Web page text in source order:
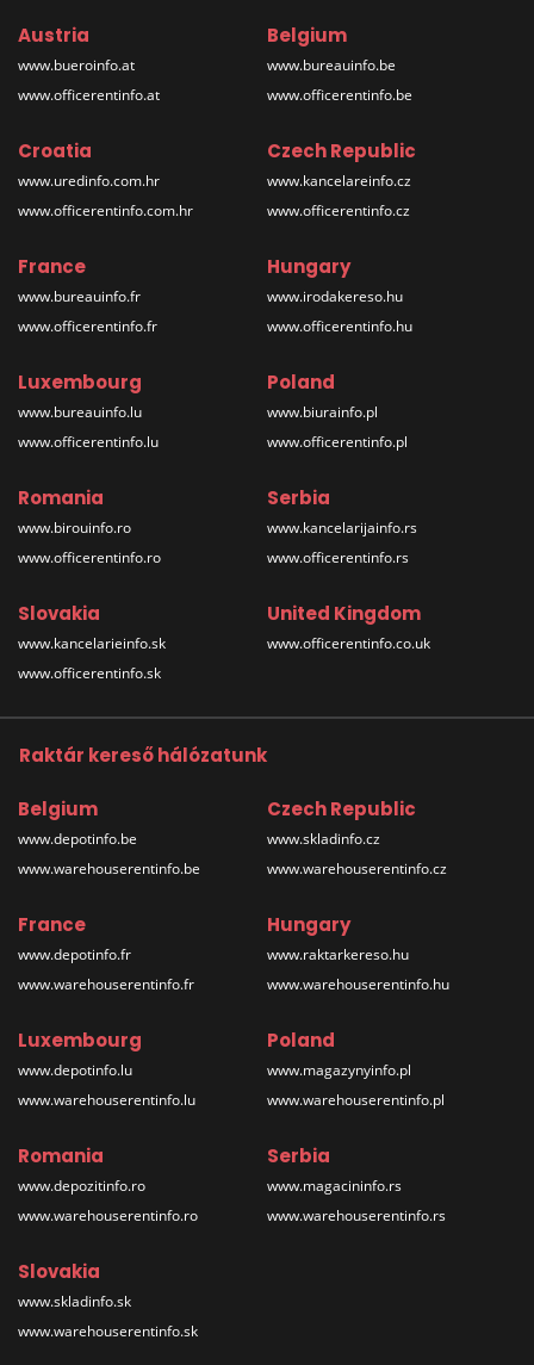
Austria
www.bueroinfo.at
www.officerentinfo.at
Belgium
www.bureauinfo.be
www.officerentinfo.be
Croatia
www.uredinfo.com.hr
www.officerentinfo.com.hr
Czech Republic
www.kancelareinfo.cz
www.officerentinfo.cz
France
www.bureauinfo.fr
www.officerentinfo.fr
Hungary
www.irodakereso.hu
www.officerentinfo.hu
Luxembourg
www.bureauinfo.lu
www.officerentinfo.lu
Poland
www.biurainfo.pl
www.officerentinfo.pl
Romania
www.birouinfo.ro
www.officerentinfo.ro
Serbia
www.kancelarijainfo.rs
www.officerentinfo.rs
Slovakia
www.kancelarieinfo.sk
www.officerentinfo.sk
United Kingdom
www.officerentinfo.co.uk
Raktár kereső hálózatunk
Belgium
www.depotinfo.be
www.warehouserentinfo.be
Czech Republic
www.skladinfo.cz
www.warehouserentinfo.cz
France
www.depotinfo.fr
www.warehouserentinfo.fr
Hungary
www.raktarkereso.hu
www.warehouserentinfo.hu
Luxembourg
www.depotinfo.lu
www.warehouserentinfo.lu
Poland
www.magazynyinfo.pl
www.warehouserentinfo.pl
Romania
www.depozitinfo.ro
www.warehouserentinfo.ro
Serbia
www.magacininfo.rs
www.warehouserentinfo.rs
Slovakia
www.skladinfo.sk
www.warehouserentinfo.sk